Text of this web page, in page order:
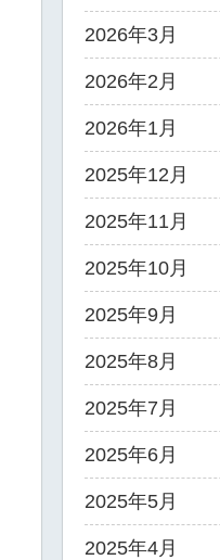
2026年3月
2026年2月
2026年1月
2025年12月
2025年11月
2025年10月
2025年9月
2025年8月
2025年7月
2025年6月
2025年5月
2025年4月